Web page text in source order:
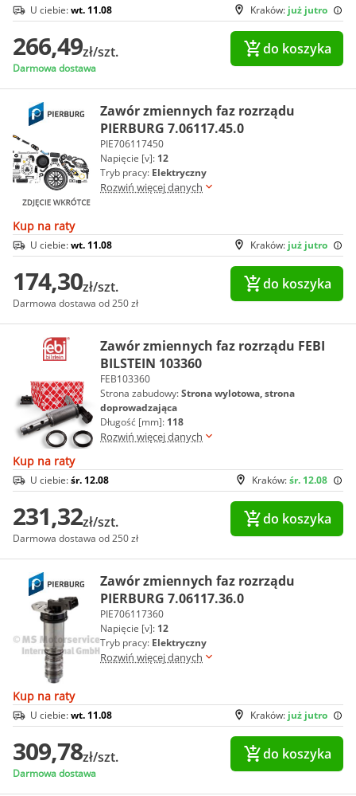
Kraków: już jutro
U ciebie:wt. 11.08
266,49zł/szt.
Darmowa dostawa
do koszyka
Zawór zmiennych faz rozrządu
PIERBURG 7.06117.45.0
PIE706117450
Napięcie [v]: 12
Tryb pracy: Elektryczny
Rozwiń więcej danych
Kup na raty
Kraków: już jutro
U ciebie:wt. 11.08
174,30zł/szt.
Darmowa dostawa od 250 zł
do koszyka
Zawór zmiennych faz rozrządu FEBI
BILSTEIN 103360
FEB103360
Strona zabudowy:Strona wylotowa, strona
doprowadzająca
Długość [mm]: 118
Rozwiń więcej danych
Kup na raty
Kraków:śr. 12.08
U ciebie:śr. 12.08
231,32zł/szt.
Darmowa dostawa od 250 zł
do koszyka
Zawór zmiennych faz rozrządu
PIERBURG 7.06117.36.0
PIE706117360
Napięcie [v]: 12
Tryb pracy: Elektryczny
Rozwiń więcej danych
Kup na raty
Kraków: już jutro
U ciebie:wt. 11.08
309,78zł/szt.
Darmowa dostawa
do koszyka